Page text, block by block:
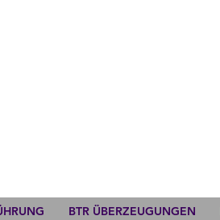
BTR ÜBERZEUGUNGEN